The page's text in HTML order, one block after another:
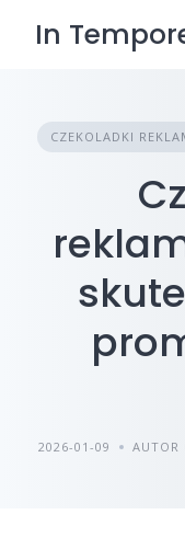
In
CZEKOLADKI
2026-01-09 AUTOR